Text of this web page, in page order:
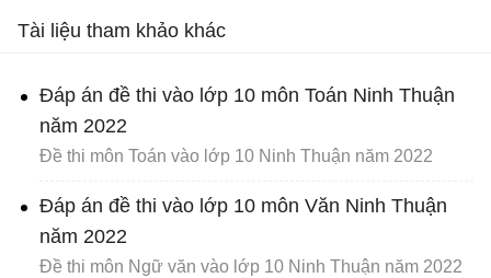
Tài liệu tham khảo khác
Đáp án đề thi vào lớp 10 môn Toán Ninh Thuận
năm 2022
Đề thi môn Toán vào lớp 10 Ninh Thuận năm 2022
Đáp án đề thi vào lớp 10 môn Văn Ninh Thuận
năm 2022
Đề thi môn Ngữ văn vào lớp 10 Ninh Thuận năm 2022